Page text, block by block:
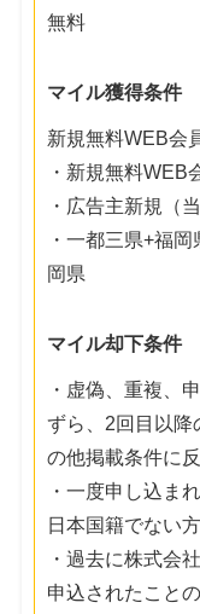
無料
マイル獲得条件
新規無料WEB会
・新規無料WEB
・広告主新規（
・一都三県+福
岡県
マイル却下条件
・虚偽、重複、
ずら、2回目以降
の他掲載条件に
・一度申し込ま
日本国籍でない方
・過去に株式会
申込されたこと